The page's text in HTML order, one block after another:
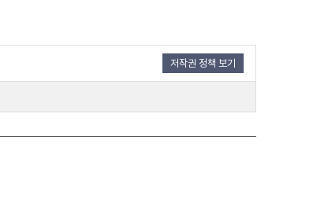
저작권 정책 보기